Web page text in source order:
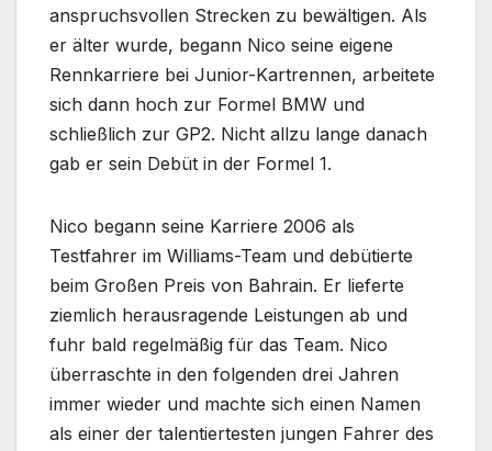
anspruchsvollen Strecken zu bewältigen. Als
er älter wurde, begann Nico seine eigene
Rennkarriere bei Junior-Kartrennen, arbeitete
sich dann hoch zur Formel BMW und
schließlich zur GP2. Nicht allzu lange danach
gab er sein Debüt in der Formel 1.
Nico begann seine Karriere 2006 als
Testfahrer im Williams-Team und debütierte
beim Großen Preis von Bahrain. Er lieferte
ziemlich herausragende Leistungen ab und
fuhr bald regelmäßig für das Team. Nico
überraschte in den folgenden drei Jahren
immer wieder und machte sich einen Namen
als einer der talentiertesten jungen Fahrer des